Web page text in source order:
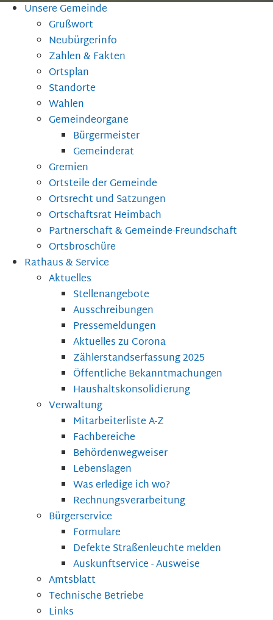
Unsere Gemeinde
Grußwort
Neubürgerinfo
Zahlen & Fakten
Ortsplan
Standorte
Wahlen
Gemeindeorgane
Bürgermeister
Gemeinderat
Gremien
Ortsteile der Gemeinde
Ortsrecht und Satzungen
Ortschaftsrat Heimbach
Partnerschaft & Gemeinde-Freundschaft
Ortsbroschüre
Rathaus & Service
Aktuelles
Stellenangebote
Ausschreibungen
Pressemeldungen
Aktuelles zu Corona
Zählerstandserfassung 2025
Öffentliche Bekanntmachungen
Haushaltskonsolidierung
Verwaltung
Mitarbeiterliste A-Z
Fachbereiche
Behördenwegweiser
Lebenslagen
Was erledige ich wo?
Rechnungsverarbeitung
Bürgerservice
Formulare
Defekte Straßenleuchte melden
Auskunftservice - Ausweise
Amtsblatt
Technische Betriebe
Links